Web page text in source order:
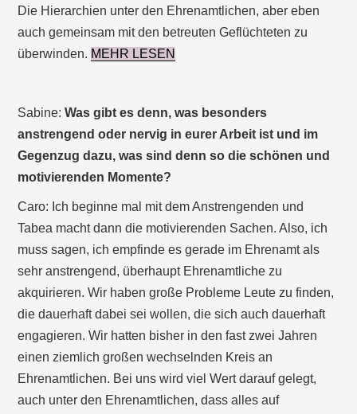
Die Hierarchien unter den Ehrenamtlichen, aber eben
auch gemeinsam mit den betreuten Geflüchteten zu
überwinden. MEHR LESEN
Sabine:Was gibt es denn, was besonders
anstrengend oder nervig in eurer Arbeit ist und im
Gegenzug dazu, was sind denn so die schönen und
motivierenden Momente?
Caro: Ich beginne mal mit dem Anstrengenden und
Tabea macht dann die motivierenden Sachen. Also, ich
muss sagen, ich empfinde es gerade im Ehrenamt als
sehr anstrengend, überhaupt Ehrenamtliche zu
akquirieren. Wir haben große Probleme Leute zu finden,
die dauerhaft dabei sei wollen, die sich auch dauerhaft
engagieren. Wir hatten bisher in den fast zwei Jahren
einen ziemlich großen wechselnden Kreis an
Ehrenamtlichen. Bei uns wird viel Wert darauf gelegt,
auch unter den Ehrenamtlichen, dass alles auf